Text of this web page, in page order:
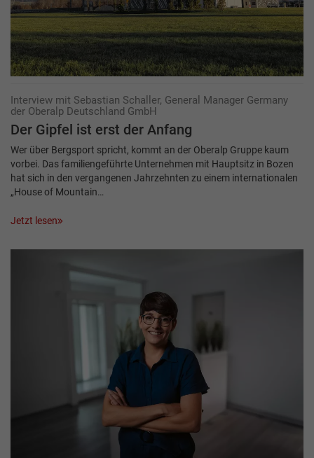
Interview mit Sebastian Schaller, General Manager Germany
der Oberalp Deutschland GmbH
Der Gipfel ist erst der Anfang
Wer über Bergsport spricht, kommt an der Oberalp Gruppe kaum
vorbei. Das familiengeführte Unternehmen mit Hauptsitz in Bozen
hat sich in den vergangenen Jahrzehnten zu einem internationalen
„House of Mountain…
Jetzt lesen